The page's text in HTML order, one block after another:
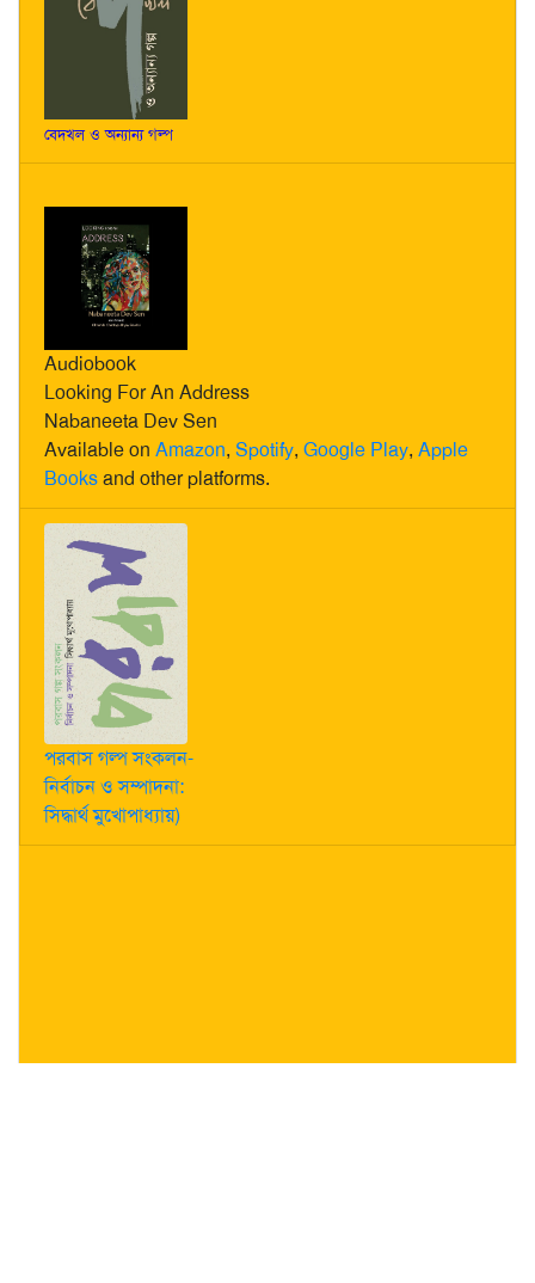
বেদখল ও অন্যান্য গল্প
Audiobook
Looking For An Address
Nabaneeta Dev Sen
Available on Amazon, Spotify, Google Play, Apple
Booksand other platforms.
পরবাস গল্প সংকলন-
নির্বাচন ও সম্পাদনা:
সিদ্ধার্থ মুখোপাধ্যায়)